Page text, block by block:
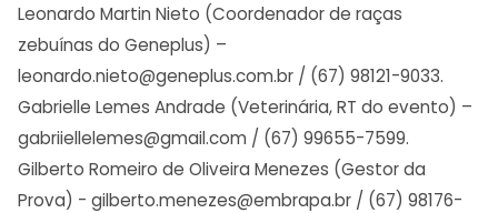
Leonardo Martin Nieto (Coordenador de raças
zebuínas do Geneplus) –
leonardo.nieto@geneplus.com.br / (67) 98121-9033.
Gabrielle Lemes Andrade (Veterinária, RT do evento) –
gabriiellelemes@gmail.com / (67) 99655-7599.
Gilberto Romeiro de Oliveira Menezes (Gestor da
Prova) - gilberto.menezes@embrapa.br / (67) 98176-